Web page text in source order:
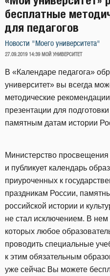
бесплатные
для педагогов
Новости "Моего университета"
ОПУБЛИКОВАНО
27.09.2019 14:39 МОЙ УНИВЕРСИТЕТ
В «Календаре педагога»
университет» вы всегда
методические
презентации для
памятным датам истории
Министерство
и публикует календарь
приуроченных к
праздникам России,
российской истории и
не стал исключением. В нем
которых любое
проводить специальные
к этим обязательным
уже сейчас Вы можете